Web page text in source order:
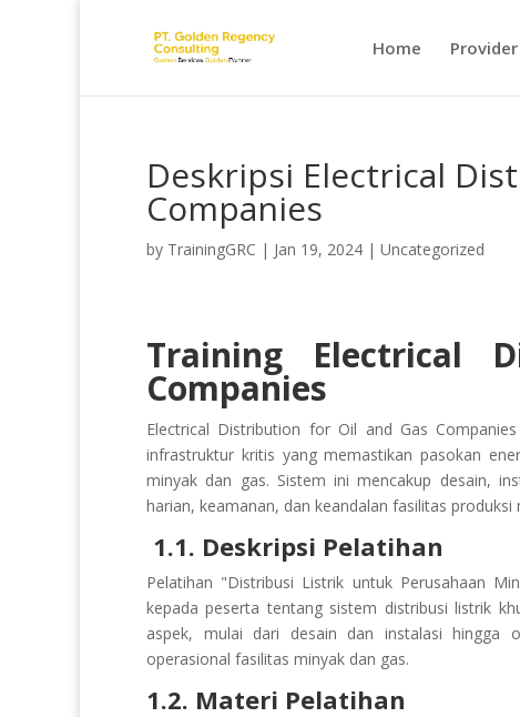
Home
Deskripsi Electrical
Companies
by TrainingGRC | Jan 19, 2024 | Uncategorized
Training Electrical
Companies
Electrical Distribution for Oil and Gas
infrastruktur kritis yang memastikan pasokan
minyak dan gas. Sistem ini mencakup desain,
harian, keamanan, dan keandalan fasilitas produksi
1.1. Deskripsi Pelatihan
Pelatihan "Distribusi Listrik untuk Perusahaan
kepada peserta tentang sistem distribusi listrik
aspek, mulai dari desain dan instalasi hingga
operasional fasilitas minyak dan gas.
1.2. Materi Pelatihan